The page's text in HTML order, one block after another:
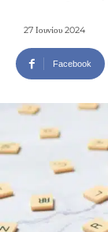
27 Ιουνίου 2024
Facebook